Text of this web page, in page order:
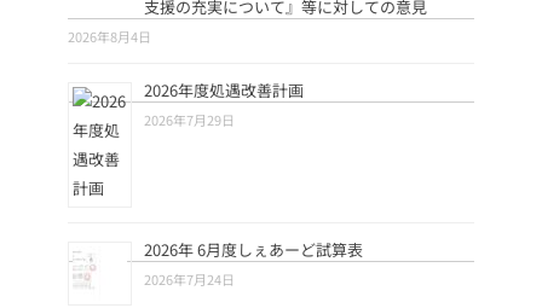
支援の充実について』等に対しての意見
2026年8月4日
2026年度処遇改善計画
2026年7月29日
2026年 6月度しぇあーど試算表
2026年7月24日